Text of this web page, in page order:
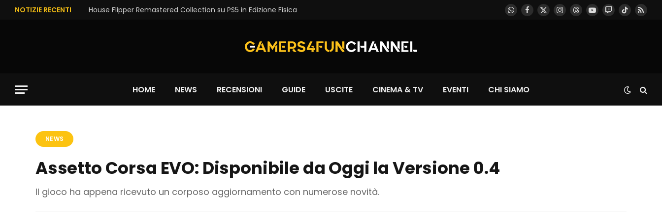
NOTIZIE RECENTI House Flipper Remastered Collection su PS5 in Edizione Fisica WhatsApp
Facebook
X
Instagram
ThreadsYouTube
TwitchTikTok
RSS
HOME NEWS RECENSIONI GUIDE USCITE CINEMA & TV EVENTI CHI SIAMO
NEWS
Assetto Corsa EVO: Disponibile da Oggi la Versione 0.4
Il gioco ha appena ricevuto un corposo aggiornamento con numerose novità.